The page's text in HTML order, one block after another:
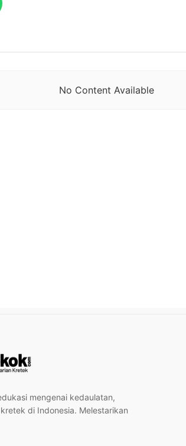
No Content Available
mengenai kedaulatan,
di Indonesia. Melestarikan